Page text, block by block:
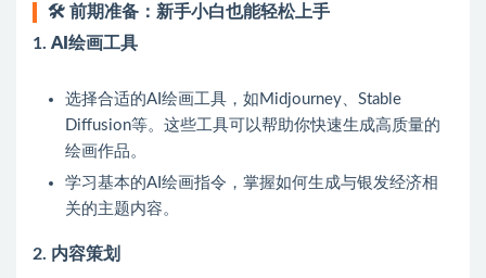
🛠️ 前期准备：新手小白也能轻松上手
1. AI绘画工具
选择合适的AI绘画工具，如Midjourney、Stable
Diffusion等。这些工具可以帮助你快速生成高质量的
绘画作品。
学习基本的AI绘画指令，掌握如何生成与银发经济相
关的主题内容。
2. 内容策划